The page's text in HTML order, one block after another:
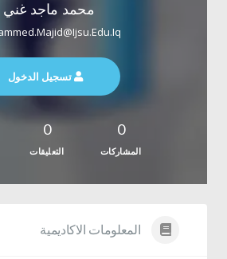
محمد ماجد غني
تسجيل الدخول
0
المشاركات
0
التعليقات
المعلومات الاكاديمية